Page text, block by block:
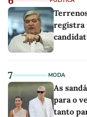
registra
7 MODA
As
para o
tanto